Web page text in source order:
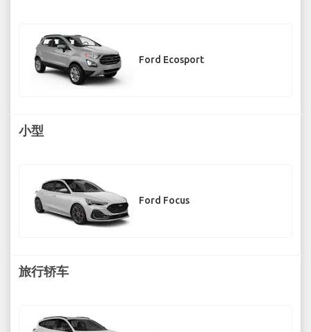
Ford Ecosport
小型
Ford Focus
旅行轿车